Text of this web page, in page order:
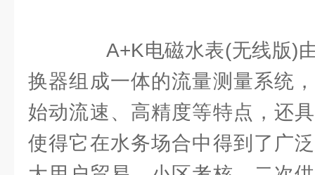
A+K电磁水表(无线版)由
换器组成一体的流量测量系统
始动流速、高精度等特点，还
使得它在水务场合中得到了广